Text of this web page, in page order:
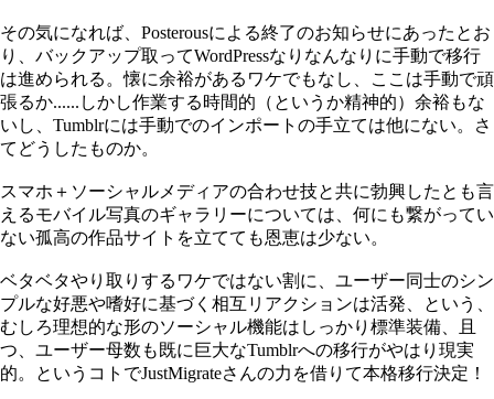
その気になれば、Posterousによる終了のお知らせにあったとお
り、バックアップ取ってWordPressなりなんなりに手動で移行
は進められる。懐に余裕があるワケでもなし、ここは手動で頑
張るか......しかし作業する時間的（というか精神的）余裕もな
いし、Tumblrには手動でのインポートの手立ては他にない。さ
てどうしたものか。
スマホ＋ソーシャルメディアの合わせ技と共に勃興したとも言
えるモバイル写真のギャラリーについては、何にも繋がってい
ない孤高の作品サイトを立てても恩恵は少ない。
ベタベタやり取りするワケではない割に、ユーザー同士のシン
プルな好悪や嗜好に基づく相互リアクションは活発、という、
むしろ理想的な形のソーシャル機能はしっかり標準装備、且
つ、ユーザー母数も既に巨大なTumblrへの移行がやはり現実
的。というコトでJustMigrateさんの力を借りて本格移行決定！